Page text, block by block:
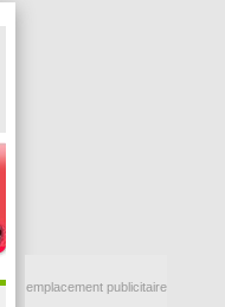
emplacement publicitaire